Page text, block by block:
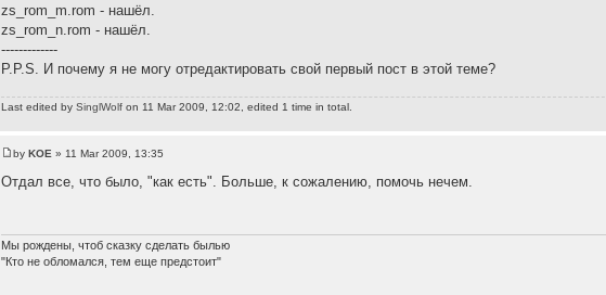
zs_rom_m.rom - нашёл.
zs_rom_n.rom - нашёл.
-------------
P.P.S. И почему я не могу отредактировать свой первый пост в этой теме?
Last edited bySinglWolf on 11 Mar 2009, 12:02, edited 1 time in total.
by KOE » 11 Mar 2009, 13:35
Отдал все, что было, "как есть". Больше, к сожалению, помочь нечем.
Мы рождены, чтоб сказку сделать былью
"Кто не обломался, тем еще предстоит"